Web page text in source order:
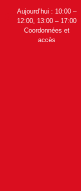
Aujourd’hui : 10:00 –
12:00, 13:00 – 17:00
Coordonnées et
accès